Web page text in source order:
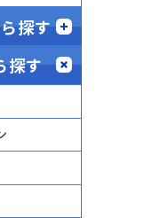
探す
探す